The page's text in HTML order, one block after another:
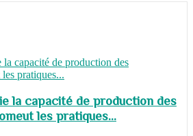
la capacité de production des
les pratiques...